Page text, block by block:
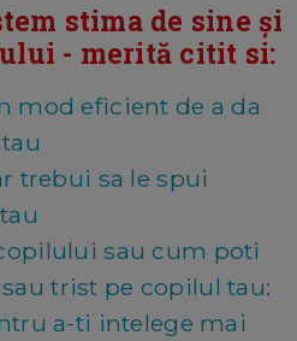
stima de sine și
- merită citit si:
mod eficient de a da
trebui sa le spui
sau cum poti
trist pe copilul tau:
a-ti intelege mai